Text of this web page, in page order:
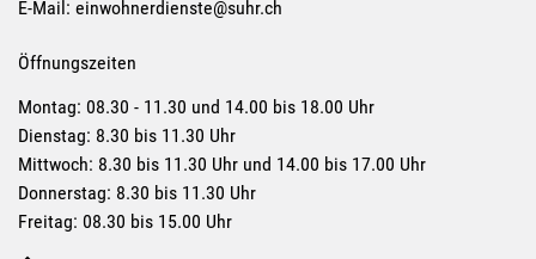
E-Mail: einwohnerdienste@suhr.ch
Öffnungszeiten
Montag: 08.30 - 11.30 und 14.00 bis 18.00 Uhr
Dienstag: 8.30 bis 11.30 Uhr
Mittwoch: 8.30 bis 11.30 Uhr und 14.00 bis 17.00 Uhr
Donnerstag: 8.30 bis 11.30 Uhr
Freitag: 08.30 bis 15.00 Uhr